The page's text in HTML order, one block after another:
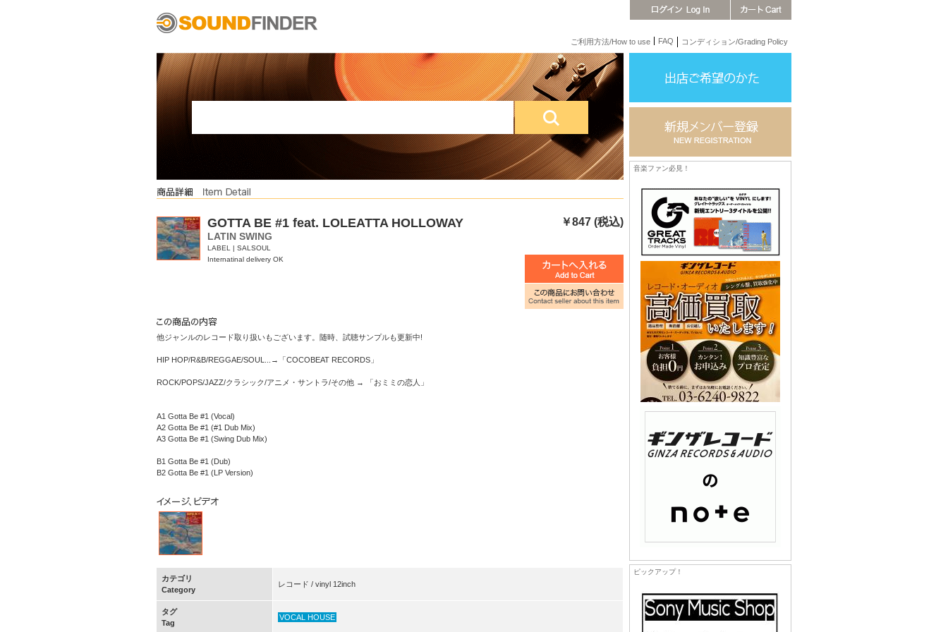
ご利用方法/How to use FAQ コンディション/Grading Policy
GOTTA BE #1 feat. LOLEATTA HOLLOWAY ￥847 (税込)
LATIN SWING
LABEL | SALSOUL
Internatinal delivery OK
他ジャンルのレコード取り扱いもございます。随時、試聴サンプルも更新中!
HIP HOP/R&B/REGGAE/SOUL...→「COCOBEAT RECORDS」
ROCK/POPS/JAZZ/クラシック/アニメ・サントラ/その他 → 「おミミの恋人」
A1 Gotta Be #1 (Vocal)
A2 Gotta Be #1 (#1 Dub Mix)
A3 Gotta Be #1 (Swing Dub Mix)
B1 Gotta Be #1 (Dub)
B2 Gotta Be #1 (LP Version)
カテゴリ
Category
レコード / vinyl 12inch
タグ
Tag
VOCAL HOUSE
音楽ファン必見！
ピックアップ！